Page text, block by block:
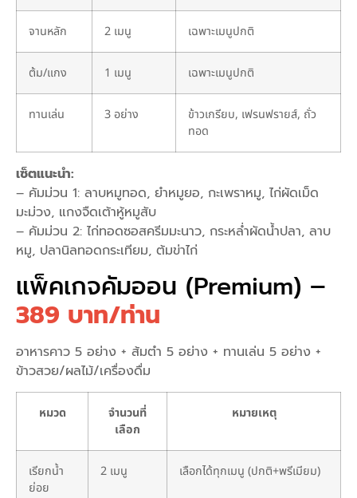
จานหลัก 2 เมนู เฉพาะเมนูปกติ
ต้ม/แกง 1 เมนู เฉพาะเมนูปกติ
ทานเล่น 3 อย่าง
ข้าวเกรียบ, เฟรนฟรายส์, ถั่ว
ทอด
เซ็ตแนะนำ:
– คัมม่วน 1: ลาบหมูทอด, ยำหมูยอ, กะเพราหมู, ไก่ผัดเม็ด
มะม่วง, แกงจืดเต้าหู้หมูสับ
– คัมม่วน 2: ไก่ทอดซอสครีมมะนาว, กระหล่ำผัดน้ำปลา, ลาบ
หมู, ปลานิลทอดกระเทียม, ต้มข่าไก่
แพ็คเกจคัมออน (Premium) –
389 บาท/ท่าน
อาหารคาว 5 อย่าง + ส้มตำ 5 อย่าง + ทานเล่น 5 อย่าง +
ข้าวสวย/ผลไม้/เครื่องดื่ม
หมวด
จำนวนที่
เลือก
หมายเหตุ
เรียกน้ำ
ย่อย
2 เมนู เลือกได้ทุกเมนู (ปกติ+พรีเมียม)